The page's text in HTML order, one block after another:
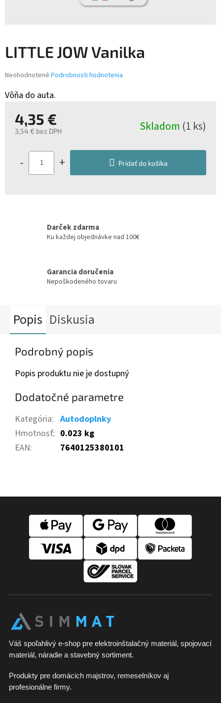
LITTLE JOW Vanilka
Priemerné
produktu
Neohodnotené Podrobnosti hodnotenia
Vôňa do auta.
4,35 €
3,54 € bez DPH
cena:
Skladom (1 ks)
- + Pridať do košíka
Darček zdarma
Ku každej objednávke nad 100€
Garancia doručenia
Nepoškodeného tovaru
Popis Diskusia
Podrobný popis
Popis produktu nie je dostupný
Dodatočné parametre
Kategória: Autodoplnky
Hmotnosť: 0.023 kg
EAN: 7640125380101
Váš spoľahlivý e-shop pre elektroinštalačný materiál, spojovací
materiál, náradie a stavebný sortiment.
Produkty pre domácich majstrov, remeselníkov aj
profesionálne firmy.